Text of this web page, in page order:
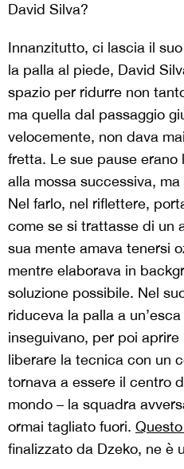
David Silva?
Innanzitutto, ci lascia il
la palla al piede, David
spazio per ridurre non
ma quella dal passaggio
velocemente, non dava
fretta. Le sue pause erano
alla mossa successiva,
Nel farlo, nel riflettere,
come se si trattasse di un
sua mente amava tenersi
mentre elaborava in
soluzione possibile. Nel
riduceva la palla a
inseguivano, per poi
liberare la tecnica con un
tornava a essere il centro
mondo – la squadra
ormai tagliato fuori.
finalizzato da Dzeko, ne è